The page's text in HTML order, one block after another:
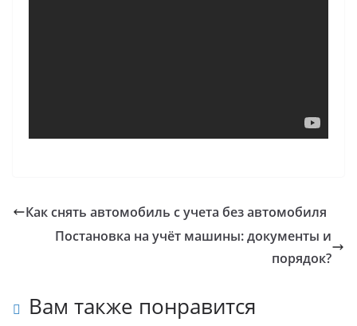
Как снять автомобиль с учета без автомобиля
Постановка на учёт машины: документы и
порядок?
Вам также понравится